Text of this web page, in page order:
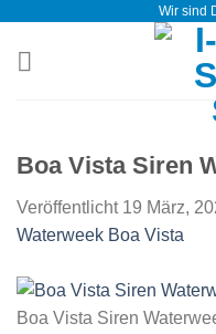
springen
Wir sind
Boa Vista Siren
Veröffentlicht 19 März,
Waterweek Boa Vista
Boa Vista Siren